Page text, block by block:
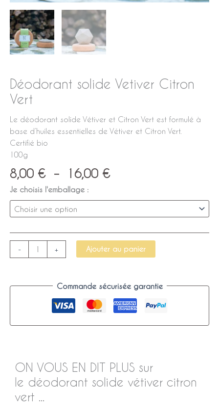
Déodorant solide Vetiver Citron
Vert
Le déodorant solide Vétiver et Citron Vert est formulé à
base d’huiles essentielles de Vétiver et Citron Vert.
Certifié bio
100g
8,00 € – 16,00 €
Je choisis l'emballage :
- + Ajouter au panier
Commande sécurisée garantie
ON VOUS EN DIT PLUS sur
le déodorant solide vétiver citron
vert ...